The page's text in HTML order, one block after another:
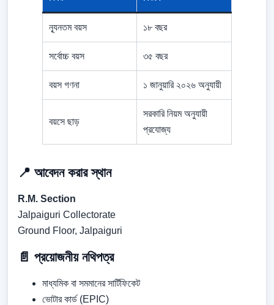
ন্যূনতম বয়স ১৮ বছর
সর্বোচ্চ বয়স ৩৫ বছর
বয়স গণনা ১ জানুয়ারি ২০২৬ অনুযায়ী
বয়সে ছাড়
সরকারি নিয়ম অনুযায়ী
প্রযোজ্য
📍 আবেদন করার স্থান
R.M. Section
Jalpaiguri Collectorate
Ground Floor, Jalpaiguri
📄 প্রয়োজনীয় নথিপত্র
মাধ্যমিক বা সমমানের সার্টিফিকেট
ভোটার কার্ড (EPIC)